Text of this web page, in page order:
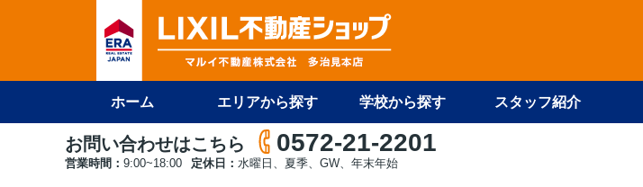
ホーム エリアから探す 学校から探す スタッフ紹介
お問い合わせはこちら 0572-21-2201
営業時間： 9:00~18:00 定休日： 水曜日、夏季、GW、年末年始